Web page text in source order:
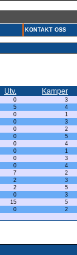
KONTAKT OSS
Utv. Kamper
0 3
5 4
0 1
0 3
0 2
0 5
0 4
0 1
0 3
0 4
7 2
2 3
2 5
0 3
15 5
0 2